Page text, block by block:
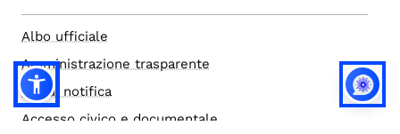
Albo ufficiale
Amministrazione trasparente
Atti di notifica
Accesso civico e documentale